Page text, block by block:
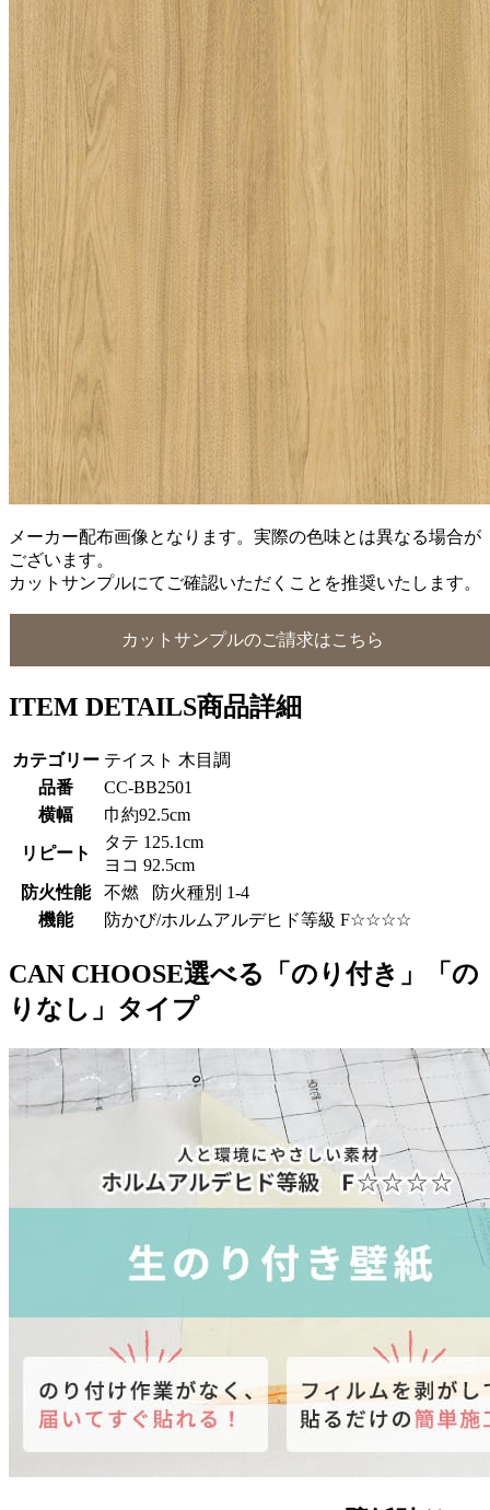
メーカー配布画像となります。実際の色味とは異なる場合が
ございます。
カットサンプルにてご確認いただくことを推奨いたします。
カットサンプルのご請求はこちら
ITEM DETAILS商品詳細
カテゴリー テイスト 木目調
品番
CC-BB2501
横幅
巾約92.5cm
リピート
タテ 125.1cm
ヨコ 92.5cm
防火性能
不燃 防火種別 1-4
機能
防かび/ホルムアルデヒド等級 F☆☆☆☆
CAN CHOOSE選べる「のり付き」「の
りなし」タイプ